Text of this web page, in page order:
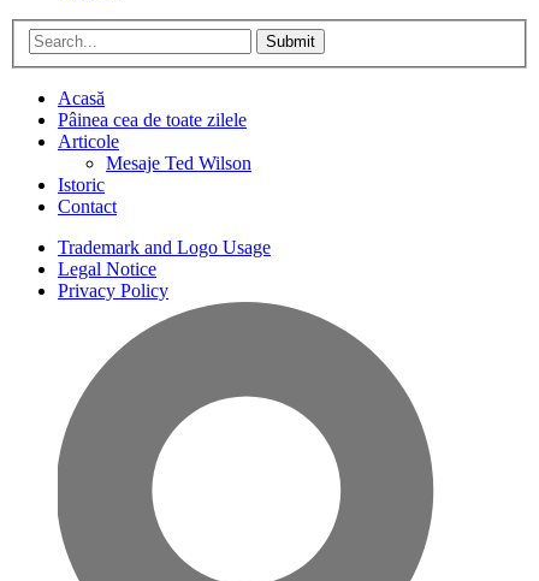
Submit
Acasă
Pâinea cea de toate zilele
Articole
Mesaje Ted Wilson
Istoric
Contact
Trademark and Logo Usage
Legal Notice
Privacy Policy